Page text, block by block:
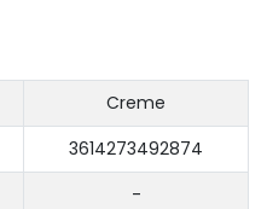
Creme
3614273492874
-